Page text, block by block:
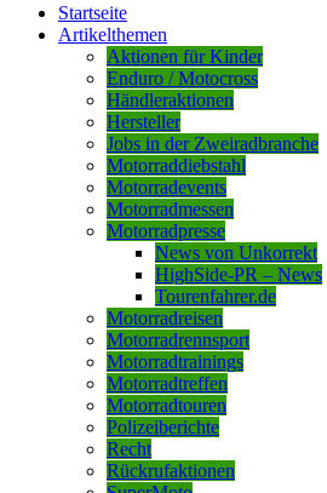
Startseite
Artikelthemen
Aktionen für Kinder
Enduro / Motocross
Händleraktionen
Hersteller
Jobs in der Zweiradbranche
Motorraddiebstahl
Motorradevents
Motorradmessen
Motorradpresse
News von Unkorrekt
HighSide-PR – News
Tourenfahrer.de
Motorradreisen
Motorradrennsport
Motorradtrainings
Motorradtreffen
Motorradtouren
Polizeiberichte
Recht
Rückrufaktionen